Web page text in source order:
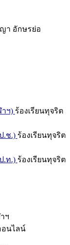
า อักษรย่อ
ฯ) ร้องเรียนทุจริต
.ช.) ร้องเรียนทุจริต
.ท.) ร้องเรียนทุจริต
ฯ
นไลน์